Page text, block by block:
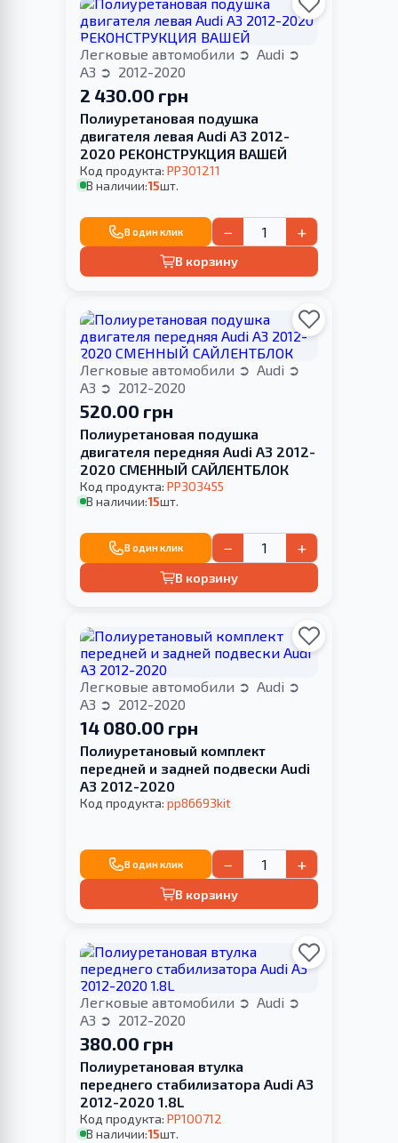
Легковые автомобили
Audi
A3
2012-2020
2 430.00 грн
Полиуретановая подушка
двигателя левая Audi A3 2012-
2020 РЕКОНСТРУКЦИЯ ВАШЕЙ
Код продукта: PP301211
В наличии:15шт.
В один клик − +
В корзину
Легковые автомобили
Audi
A3
2012-2020
520.00 грн
Полиуретановая подушка
двигателя передняя Audi A3 2012-
2020 СМЕННЫЙ САЙЛЕНТБЛОК
Код продукта: PP303455
В наличии:15шт.
В один клик − +
В корзину
Легковые автомобили
Audi
A3
2012-2020
14 080.00 грн
Полиуретановый комплект
передней и задней подвески Audi
A3 2012-2020
Код продукта: pp86693kit
В один клик − +
В корзину
Легковые автомобили
Audi
A3
2012-2020
380.00 грн
Полиуретановая втулка
переднего стабилизатора Audi A3
2012-2020 1.8L
Код продукта: PP100712
В наличии:15шт.